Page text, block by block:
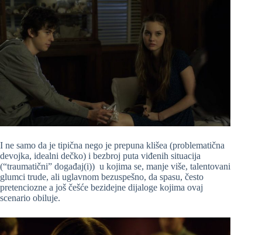
I ne samo da je tipična nego je prepuna klišea (problematična
devojka, idealni dečko) i bezbroj puta viđenih situacija
(“traumatični” događaj(i)) u kojima se, manje više, talentovani
glumci trude, ali uglavnom bezuspešno, da spasu, često
pretenciozne a još češće bezidejne dijaloge kojima ovaj
scenario obiluje.